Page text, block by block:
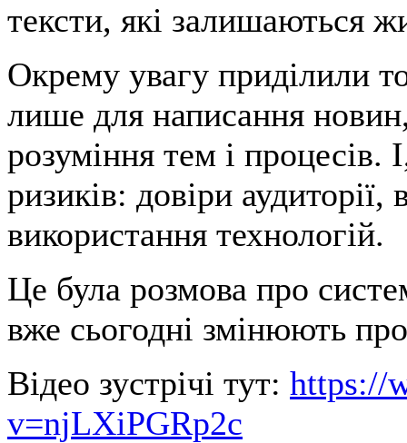
тексти, які залишаються
Окрему увагу приділили
лише для написання
розуміння тем і процесів.
ризиків: довіри
використання технологій.
Це була розмова про
вже сьогодні змінюють
Відео зустрічі тут: https://
v=njLXiPGRp2c